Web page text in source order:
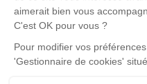
Liens utiles
Publier un avis de décès
Signaler un abus/une erreur